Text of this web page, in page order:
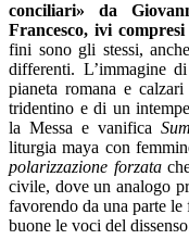
conciliari» da
Francesco, ivi
fini sono gli stessi,
differenti. L’immagine
pianeta romana e
tridentino e di un
la Messa e vanifica
liturgia maya con
polarizzazione forzata
civile, dove un analogo
favorendo da una parte le
buone le voci del